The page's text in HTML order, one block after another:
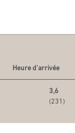
Heure d'arrivée
3,6
(231)